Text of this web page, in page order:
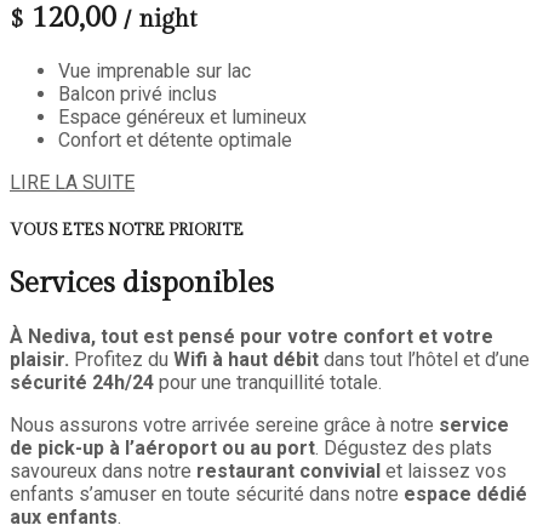
$ 120,00 / night
Vue imprenable sur lac
Balcon privé inclus
Espace généreux et lumineux
Confort et détente optimale
LIRE LA SUITE
VOUS ETES NOTRE PRIORITE
Services disponibles
À Nediva, tout est pensé pour votre confort et votre
plaisir. Profitez du Wifi à haut débit dans tout l’hôtel et d’une
sécurité 24h/24 pour une tranquillité totale.
Nous assurons votre arrivée sereine grâce à notre service
de pick-up à l’aéroport ou au port. Dégustez des plats
savoureux dans notre restaurant convivial et laissez vos
enfants s’amuser en toute sécurité dans notre espace dédié
aux enfants.